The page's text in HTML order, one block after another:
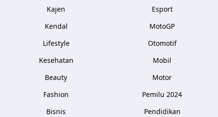
Kajen
Kendal
Lifestyle
Kesehatan
Beauty
Fashion
Bisnis
Esport
MotoGP
Otomotif
Mobil
Motor
Pemilu 2024
Pendidikan